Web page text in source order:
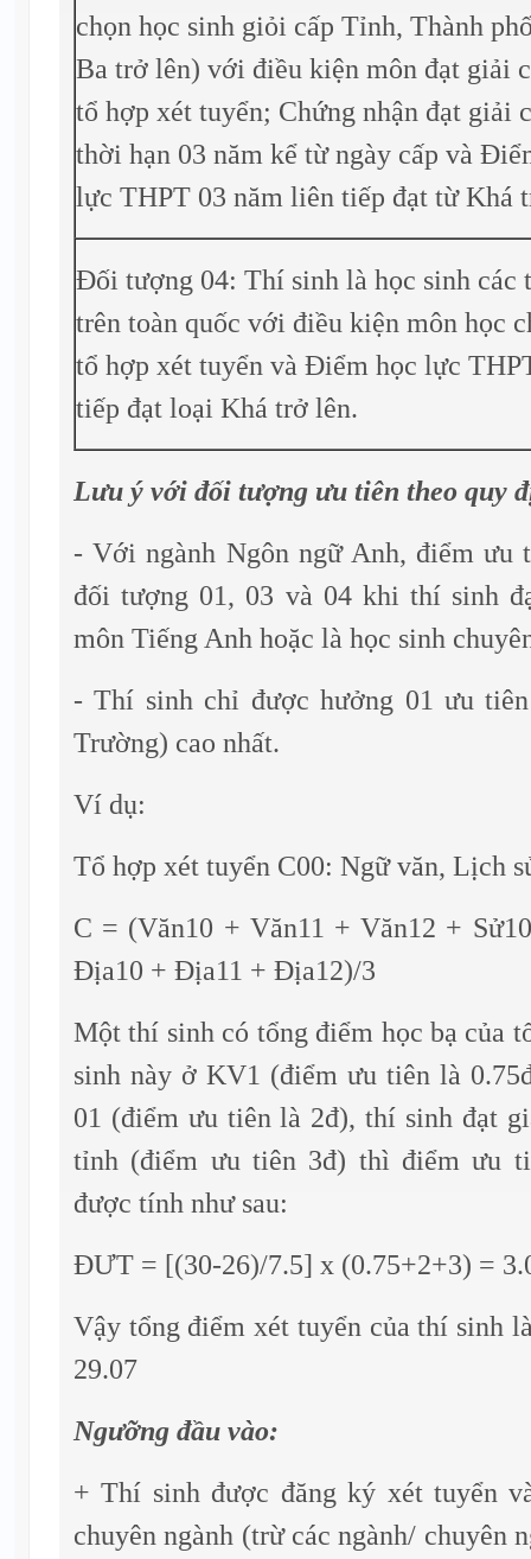
chọn học sinh giỏi cấp Tỉnh, Thành
Ba trở lên) với điều kiện môn đạt giải
tổ hợp xét tuyển; Chứng nhận đạt giải
thời hạn 03 năm kể từ ngày cấp và
lực THPT 03 năm liên tiếp đạt từ Khá
Đối tượng 04: Thí sinh là học sinh các
trên toàn quốc với điều kiện môn học
tổ hợp xét tuyển và Điểm học lực
tiếp đạt loại Khá trở lên.
Lưu ý với đối tượng ưu tiên theo quy
- Với ngành Ngôn ngữ Anh, điểm ưu
đối tượng 01, 03 và 04 khi thí sinh
môn Tiếng Anh hoặc là học sinh
- Thí sinh chỉ được hưởng 01 ưu
Trường) cao nhất.
Ví dụ:
Tổ hợp xét tuyển C00: Ngữ văn, Lịch
C = (Văn10 + Văn11 + Văn12 +
Địa10 + Địa11 + Địa12)/3
Một thí sinh có tổng điểm học bạ của
sinh này ở KV1 (điểm ưu tiên là
01 (điểm ưu tiên là 2đ), thí sinh đạt
tỉnh (điểm ưu tiên 3đ) thì điểm ưu
được tính như sau:
ĐƯT = [(30-26)/7.5] x (0.75+2+3) =
Vậy tổng điểm xét tuyển của thí sinh
29.07
Ngưỡng đầu vào:
+ Thí sinh được đăng ký xét tuyển
chuyên ngành (trừ các ngành/ chuyên